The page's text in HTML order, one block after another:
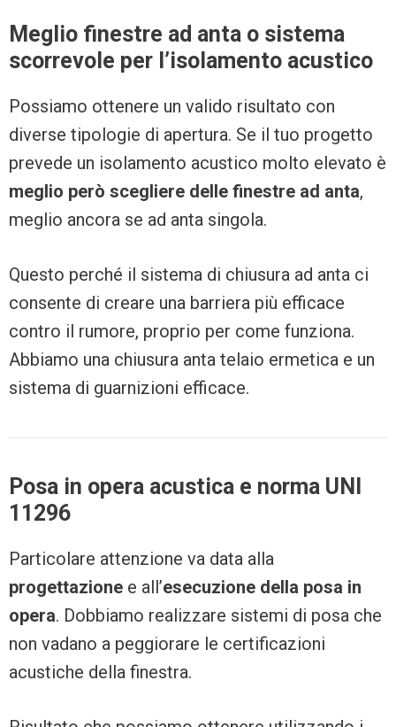
Meglio finestre ad anta o sistema
scorrevole per l’isolamento acustico
Possiamo ottenere un valido risultato con
diverse tipologie di apertura. Se il tuo progetto
prevede un isolamento acustico molto elevato è
meglio però scegliere delle finestre ad anta,
meglio ancora se ad anta singola.
Questo perché il sistema di chiusura ad anta ci
consente di creare una barriera più efficace
contro il rumore, proprio per come funziona.
Abbiamo una chiusura anta telaio ermetica e un
sistema di guarnizioni efficace.
Posa in opera acustica e norma UNI
11296
Particolare attenzione va data alla
progettazione e all’esecuzione della posa in
opera. Dobbiamo realizzare sistemi di posa che
non vadano a peggiorare le certificazioni
acustiche della finestra.